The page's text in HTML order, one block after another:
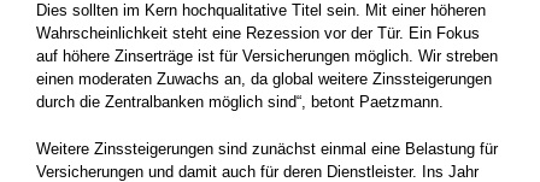
Dies sollten im Kern hochqualitative Titel sein. Mit einer höheren
Wahrscheinlichkeit steht eine Rezession vor der Tür. Ein Fokus
auf höhere Zinserträge ist für Versicherungen möglich. Wir streben
einen moderaten Zuwachs an, da global weitere Zinssteigerungen
durch die Zentralbanken möglich sind“, betont Paetzmann.
Weitere Zinssteigerungen sind zunächst einmal eine Belastung für
Versicherungen und damit auch für deren Dienstleister. Ins Jahr